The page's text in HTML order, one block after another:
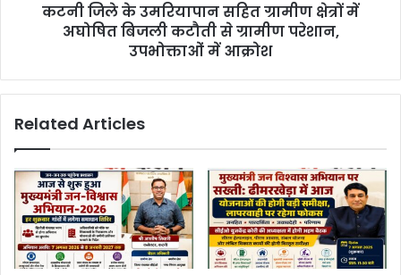
कटनी जिले के उमरियापान सहित ग्रामीण क्षेत्रों में
अघोषित बिजली कटौती से ग्रामीण परेशान,
उपभोक्ताओं में आक्रोश
Related Articles